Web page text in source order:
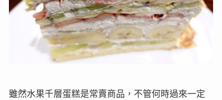
雖然水果千層蛋糕是常賣商品，不管何時過來一定